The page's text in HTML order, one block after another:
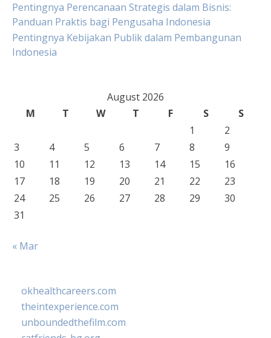
Pentingnya Perencanaan Strategis dalam Bisnis:
Panduan Praktis bagi Pengusaha Indonesia
Pentingnya Kebijakan Publik dalam Pembangunan
Indonesia
August 2026
M
T W T F S
S
1
2
3
4 5 6 7 8
9
10
11 12 13 14 15
16
17
18 19 20 21 22
23
24
25 26 27 28 29
30
31
« Mar
okhealthcareers.com
theintexperience.com
unboundedthefilm.com